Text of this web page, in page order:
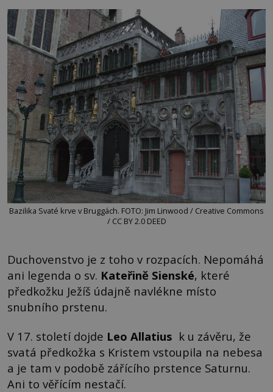
Bazilika Svaté krve v Bruggách. FOTO: Jim Linwood / Creative Commons
/ CC BY 2.0 DEED
Duchovenstvo je z toho v rozpacích. Nepomáhá
ani legenda o sv. Kateřině Sienské, které
předkožku Ježíš údajně navlékne místo
snubního prstenu.
V 17. století dojde Leo Allatius k u závěru, že
svatá předkožka s Kristem vstoupila na nebesa
a je tam v podobě zářícího prstence Saturnu.
Ani to věřícím nestačí.